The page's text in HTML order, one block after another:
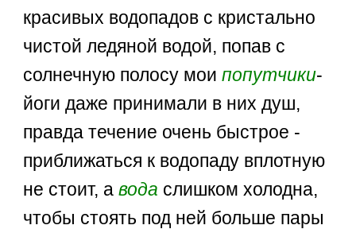
красивых водопадов с кристально
чистой ледяной водой, попав с
солнечную полосу моипопутчики-
йоги даже принимали в них душ,
правда течение очень быстрое -
приближаться к водопаду вплотную
не стоит, авода слишком холодна,
чтобы стоять под ней больше пары